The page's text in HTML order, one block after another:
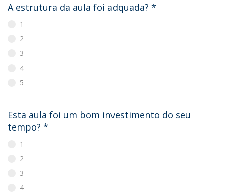
A estrutura da aula foi adquada? *
1
2
3
4
5
Esta aula foi um bom investimento do seu
tempo? *
1
2
3
4